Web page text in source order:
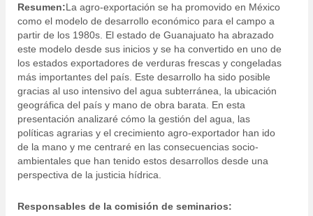
Resumen:La agro-exportación se ha promovido en México
como el modelo de desarrollo económico para el campo a
partir de los 1980s. El estado de Guanajuato ha abrazado
este modelo desde sus inicios y se ha convertido en uno de
los estados exportadores de verduras frescas y congeladas
más importantes del país. Este desarrollo ha sido posible
gracias al uso intensivo del agua subterránea, la ubicación
geográfica del país y mano de obra barata. En esta
presentación analizaré cómo la gestión del agua, las
políticas agrarias y el crecimiento agro-exportador han ido
de la mano y me centraré en las consecuencias socio-
ambientales que han tenido estos desarrollos desde una
perspectiva de la justicia hídrica.
Responsables de la comisión de seminarios: